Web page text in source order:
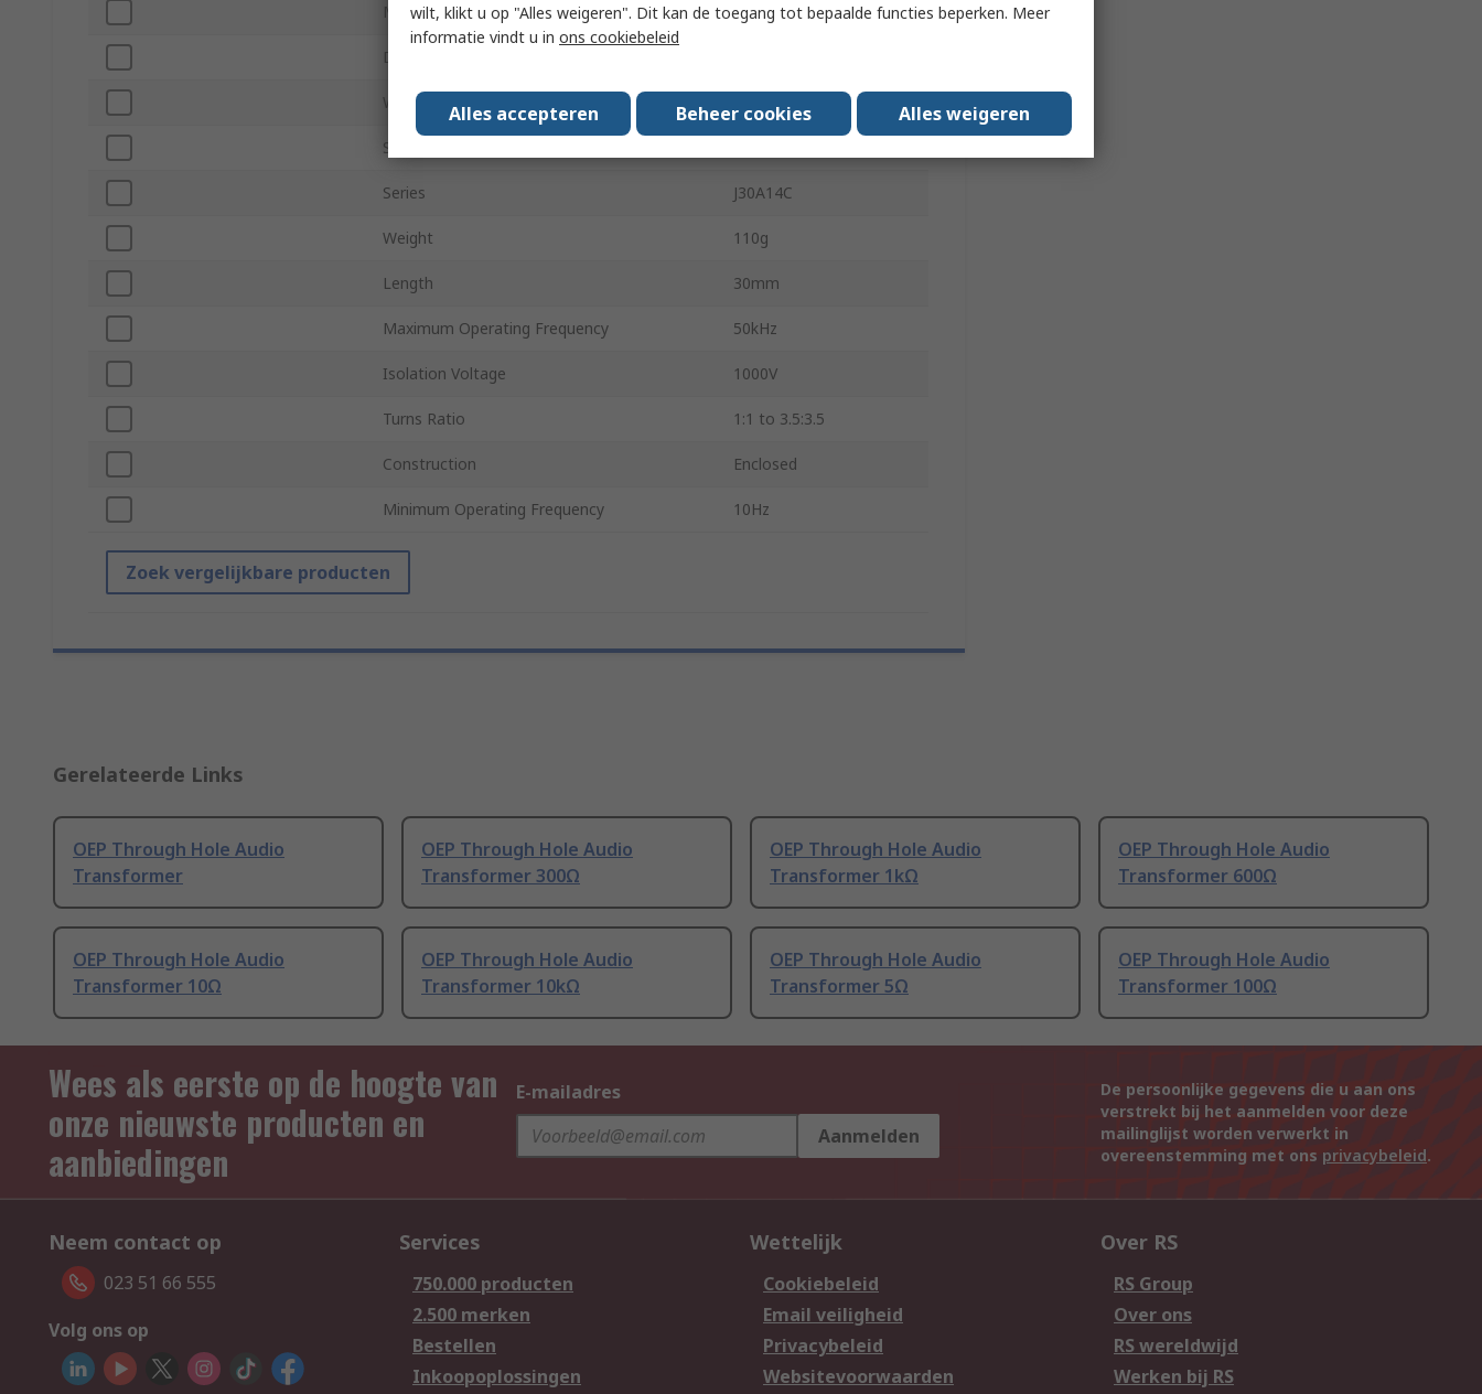
Maximum Operating Temperature 70°C
Depth
Width 36mm
Standards/Approvals
Series J30A14C
Weight 110g
Length 30mm
Maximum Operating Frequency 50kHz
Isolation Voltage 1000V
Turns Ratio 1:1 to 3.5:3.5
Construction Enclosed
Minimum Operating Frequency 10Hz
Zoek vergelijkbare producten
Gerelateerde Links
OEP Through Hole Audio
Transformer
OEP Through Hole Audio
Transformer 300Ω
OEP Through Hole Audio
Transformer 1kΩ
OEP Through Hole Audio
Transformer 600Ω
OEP Through Hole Audio
Transformer 10Ω
OEP Through Hole Audio
Transformer 10kΩ
OEP Through Hole Audio
Transformer 5Ω
OEP Through Hole Audio
Transformer 100Ω
Wees als eerste op de hoogte van
onze nieuwste producten en
aanbiedingen
E-mailadres
Aanmelden
De persoonlijke gegevens die u aan ons
verstrekt bij het aanmelden voor deze
mailinglijst worden verwerkt in
overeenstemming met ons privacybeleid.
Neem contact op
023 51 66 555
Volg ons op
Services
750.000 producten
2.500 merken
Bestellen
Inkoopoplossingen
Wettelijk
Cookiebeleid
Email veiligheid
Privacybeleid
Websitevoorwaarden
Over RS
RS Group
Over ons
RS wereldwijd
Werken bij RS
wilt, klikt u op "Alles weigeren". Dit kan de toegang tot bepaalde functies beperken. Meer
informatie vindt u in ons cookiebeleid
Alles accepteren Beheer cookies Alles weigeren